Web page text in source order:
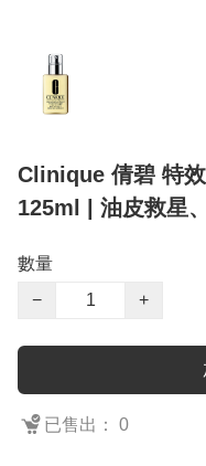
Clinique 倩碧 特
125ml | 油皮救星
數量
−
+
已售出： 0